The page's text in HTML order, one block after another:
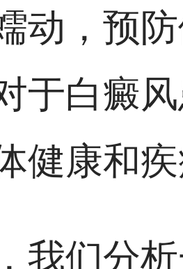
动，预
于白癜
健康和疾
我们分